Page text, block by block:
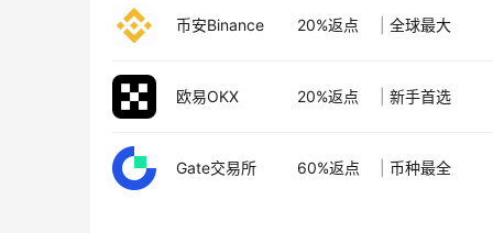
币安Binance 20%返点 全球最大
欧易OKX 20%返点 新手首选
Gate交易所 60%返点 币种最全